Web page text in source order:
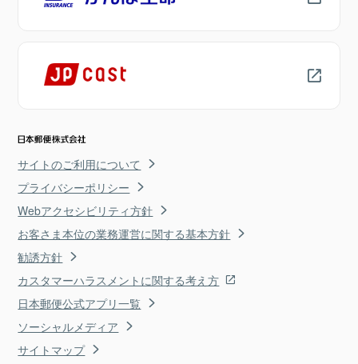
サイトのご利用について
プライバシーポリシー
Webアクセシビリティ方針
お客さま本位の業務運営に関する基本方針
勧誘方針
カスタマーハラスメントに関する考え方
日本郵便公式アプリ一覧
ソーシャルメディア
サイトマップ